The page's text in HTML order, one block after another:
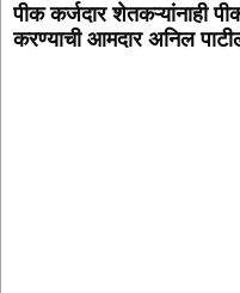
पीक कर्जदार शेतकऱ्यांनाही
करण्याची आमदार अनिल